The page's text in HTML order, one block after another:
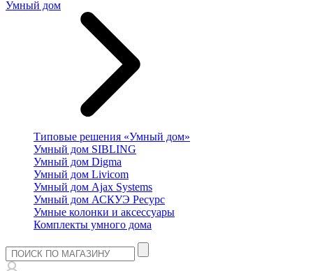
Умный дом
Типовые решения «Умный дом»
Умный дом SIBLING
Умный дом Digma
Умный дом Livicom
Умный дом Ajax Systems
Умный дом АСКУЭ Ресурс
Умные колонки и аксессуары
Комплекты умного дома